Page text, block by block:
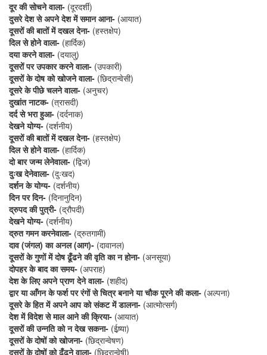
दूर की सोचने वाला- (दूरदर्शी)
दुसरे देश से अपने देश में समान आना- (आयात)
दूसरों की बातों में दखल देना- (हस्तक्षेप)
दिल से होने वाला- (हार्दिक)
दया करने वाला- (दयालु)
दूसरों पर उपकार करने वाला- (उपकारी)
दूसरों के दोष को खोजने वाला- (छिद्रान्वेसी)
दूसरे के पीछे चलने वाला- (अनुचर)
दुखांत नाटक- (त्रासदी)
दर्द से भरा हुआ- (दर्दनाक)
देखने योग्य- (दर्शनीय)
दूसरों की बातों में दखल देना- (हस्तक्षेप)
दिल से होने वाला- (हार्दिक)
दो बार जन्म लेनेवाला- (द्विज)
दुःख देनेवाला- (दुःखद)
दर्शन के योग्य- (दर्शनीय)
दिन पर दिन- (दिनानुदिन)
द्रुपद की पुत्री- (द्रौपदी)
देखने योग्य- (दर्शनीय)
द्रुत गमन करनेवाला- (द्रुतगामी)
दाव (जंगल) का अनल (आग)- (दावानल)
दूसरों के गुणों में दोष ढूँढने की वृति का न होना- (अनसूया)
दोपहर के बाद का समय- (अपराह)
देश के लिए अपने प्राण देने वाला- (शहीद)
द्वार या आँगन के फर्श पर रंगों से चित्र बनाने या चौक पूरने की कला- (अल्पना)
दूसरे के हित में अपने आप को संकट में डालना- (आत्मोत्सर्ग)
देश में विदेश से माल आने की क्रिया- (आयात)
दूसरों की उन्नति को न देख सकना- (ईष्र्या)
दूसरों के दोषों को खोजना- (छिद्रान्वेषण)
दूसरों के दोषों को ढूँढने वाला- (छिद्रान्वेषी)